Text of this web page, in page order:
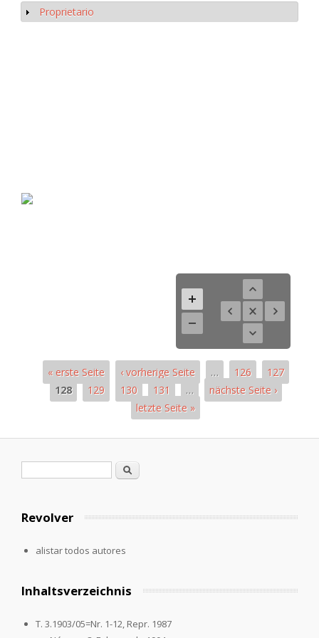
Mostrar
Proprietario
« erste Seite ‹ vorherige Seite … 126
127
128
129 130 131 …
nächste Seite ›
letzte Seite »
Formulario de búsqueda
Buscar
Revolver
alistar todos autores
Inhaltsverzeichnis
T. 3.1903/05=Nr. 1-12, Repr. 1987